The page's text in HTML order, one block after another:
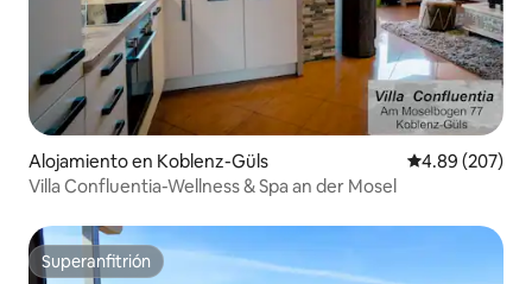
Alojamiento en Koblenz-Güls Calificación
4.89 (207)
Villa Confluentia-Wellness & Spa an der Mosel
Superanfitrión
Superanfitrión